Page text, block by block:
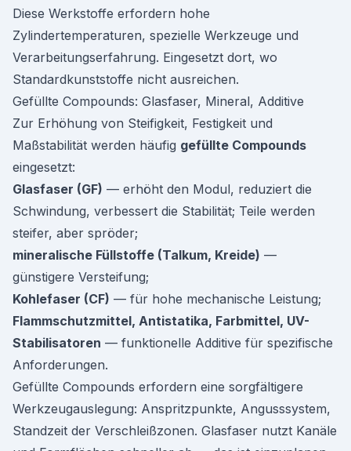
Diese Werkstoffe erfordern hohe
Zylindertemperaturen, spezielle Werkzeuge und
Verarbeitungserfahrung. Eingesetzt dort, wo
Standardkunststoffe nicht ausreichen.
Gefüllte Compounds: Glasfaser, Mineral, Additive
Zur Erhöhung von Steifigkeit, Festigkeit und
Maßstabilität werden häufig gefüllte Compounds
eingesetzt:
Glasfaser (GF) — erhöht den Modul, reduziert die
Schwindung, verbessert die Stabilität; Teile werden
steifer, aber spröder;
mineralische Füllstoffe (Talkum, Kreide) —
günstigere Versteifung;
Kohlefaser (CF) — für hohe mechanische Leistung;
Flammschutzmittel, Antistatika, Farbmittel, UV-
Stabilisatoren — funktionelle Additive für spezifische
Anforderungen.
Gefüllte Compounds erfordern eine sorgfältigere
Werkzeugauslegung: Anspritzpunkte, Angusssystem,
Standzeit der Verschleißzonen. Glasfaser nutzt Kanäle